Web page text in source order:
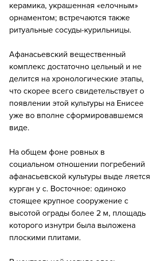
керамика, украшенная «елочным»
орнаментом; встречаются также
ритуальные сосуды-курильницы.
Афанасьевский вещественный
комплекс достаточно цельный и не
делится на хронологические этапы,
что скорее всего свидетельствует о
появлении этой культуры на Енисее
уже во вполне сформировавшемся
виде.
На общем фоне ровных в
социальном отношении погребений
афанасьевской культуры выде ляется
курган у с. Восточное: одиноко
стоящее крупное сооружение с
высотой ограды более 2 м, площадь
которого изнутри была выложена
плоскими плитами.